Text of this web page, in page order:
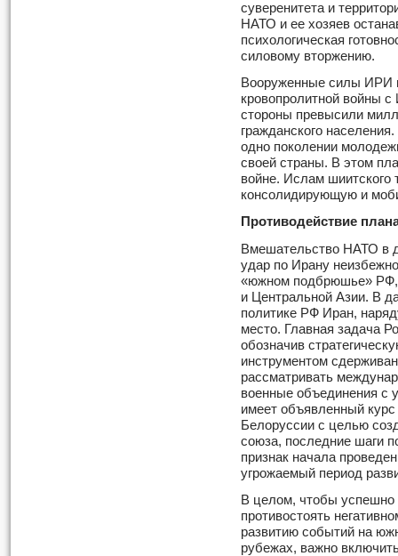
суверенитета и
НАТО и ее хозяев
психологическая
силовому вторжению.
Вооруженные силы ИРИ
кровопролитной войны с
стороны превысили
гражданского
одно поколении
своей страны. В этом
войне. Ислам шиитского
консолидирующую и
Противодействие
Вмешательство НАТО в
удар по Ирану
«южном подбрюшье» РФ,
и Центральной Азии. В
политике РФ Иран,
место. Главная задача
обозначив
инструментом
рассматривать
военные объединения с
имеет объявленный
Белоруссии с целью
союза, последние шаги
признак начала
угрожаемый период
В целом, чтобы успешно
противостоять
развитию событий на
рубежах, важно